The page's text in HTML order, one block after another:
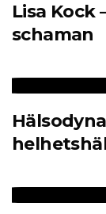
Lisa
schaman